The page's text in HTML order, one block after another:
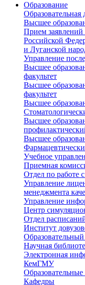
Образование
Образовательная
Высшее
Прием заявлений
Российской
и Луганской
Управление
Высшее
факультет
Высшее
факультет
Высшее
Высшее
Высшее
Учебное
Приемная
Отдел по работе
Управление
менеджмента
Управление
Центр
Отдел
Институт
Научная
Электронная
КемГМУ
Кафедры